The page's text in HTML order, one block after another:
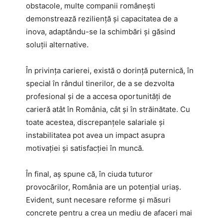
obstacole, multe companii românești
demonstrează reziliență și capacitatea de a
inova, adaptându-se la schimbări și găsind
soluții alternative.
În privința carierei, există o dorință puternică, în
special în rândul tinerilor, de a se dezvolta
profesional și de a accesa oportunități de
carieră atât în România, cât și în străinătate. Cu
toate acestea, discrepanțele salariale și
instabilitatea pot avea un impact asupra
motivației și satisfacției în muncă.
În final, aș spune că, în ciuda tuturor
provocărilor, România are un potențial uriaș.
Evident, sunt necesare reforme și măsuri
concrete pentru a crea un mediu de afaceri mai